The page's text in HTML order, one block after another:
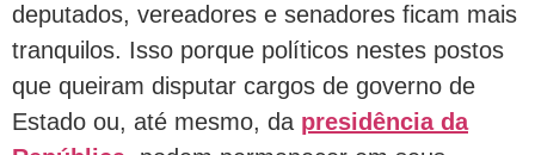
deputados, vereadores e senadores ficam mais
tranquilos. Isso porque políticos nestes postos
que queiram disputar cargos de governo de
Estado ou, até mesmo, da presidência da